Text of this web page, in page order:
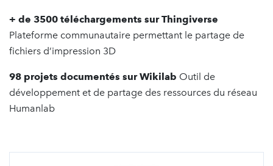
+ de 3500 téléchargements sur Thingiverse
Plateforme communautaire permettant le partage de
fichiers d’impression 3D
98 projets documentés sur Wikilab Outil de
développement et de partage des ressources du réseau
Humanlab